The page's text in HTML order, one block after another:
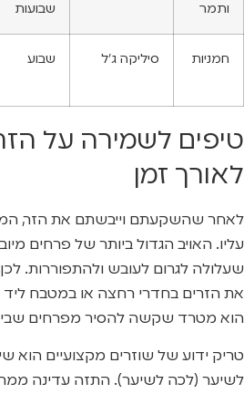
ותמר
שבועות
חמניות סיליקה ג’ל שבוע
טיפים לשמירה על
לאורך זמן
לאחר שהשקעתם וייבשתם את הזר,
עליו. האויב הגדול ביותר של פרחים
שעלולה לגרום לעובש ולהתפוררות.
את הזרים בחדרי רחצה או במטבח ליד
הוא מטרד שקשה להסיר מפרחים
טריק ידוע של שוזרים מקצועיים הוא